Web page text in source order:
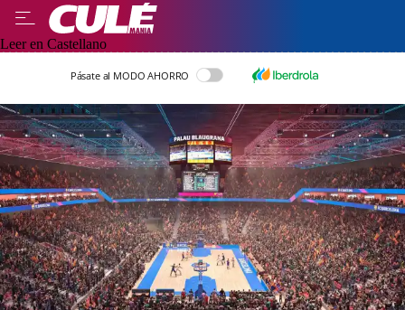
Leer en Castellano
Pásate al MODO AHORRO